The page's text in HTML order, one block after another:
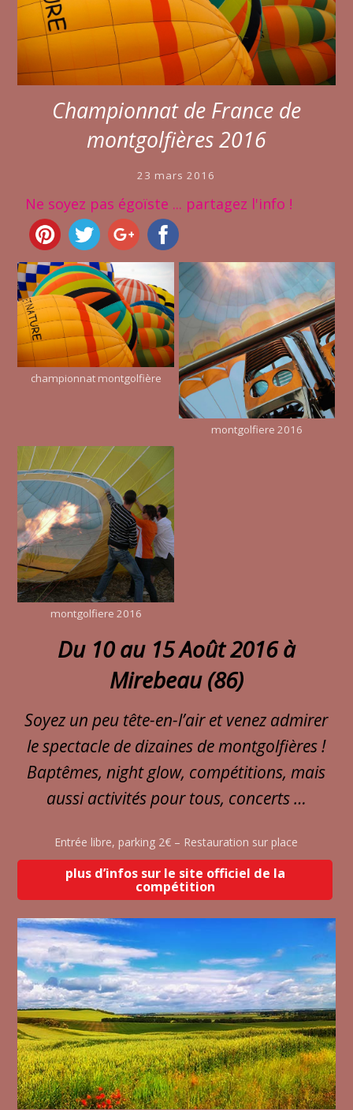
Championnat de France de
montgolfières 2016
23 mars 2016
Ne soyez pas égoïste ... partagez l'info !
championnat montgolfière
montgolfiere 2016
montgolfiere 2016
Du 10 au 15 Août 2016 à
Mirebeau (86)
Soyez un peu tête-en-l’air et venez admirer
le spectacle de dizaines de montgolfières !
Baptêmes, night glow, compétitions, mais
aussi activités pour tous, concerts …
Entrée libre, parking 2€ – Restauration sur place
plus d’infos sur le site officiel de la
compétition